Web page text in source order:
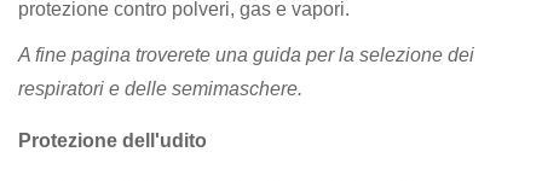
protezione contro polveri, gas e vapori.
A fine pagina troverete una guida per la selezione dei
respiratori e delle semimaschere.
Protezione dell'udito